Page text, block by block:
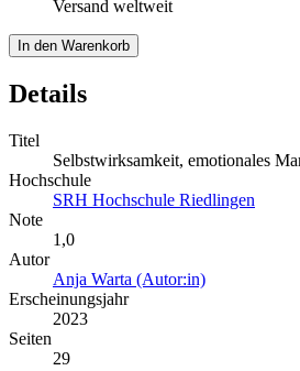
Versand weltweit
In den Warenkorb
Details
Titel
Selbstwirksamkeit, emotionales
Hochschule
SRH Hochschule Riedlingen
Note
1,0
Autor
Anja Warta (Autor:in)
Erscheinungsjahr
2023
Seiten
29